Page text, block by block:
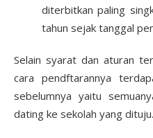
diterbitkan paling
tahun sejak tanggal
Selain syarat dan aturan
cara pendftarannya
sebelumnya yaitu
dating ke sekolah yang dituju.